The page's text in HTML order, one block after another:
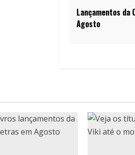
Lançamentos da
Agosto